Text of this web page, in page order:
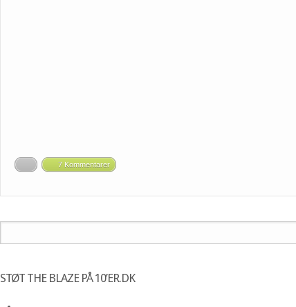
7 Kommentarer
STØT THE BLAZE PÅ 10’ER.DK